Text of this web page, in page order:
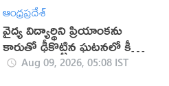
ఆంధ్రప్రదేశ్
వైద్య విద్యార్థిని ప్రియాంకను
కారుతో ఢీకొట్టిన ఘటనలో కీలక
పరిణామం
Aug 09, 2026, 05:08 IST